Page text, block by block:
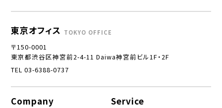
東京オフィス TOKYO OFFICE
〒150-0001
東京都渋谷区神宮前2-4-11 Daiwa神宮前ビル1F・2F
TEL 03-6388-0737
Company Service